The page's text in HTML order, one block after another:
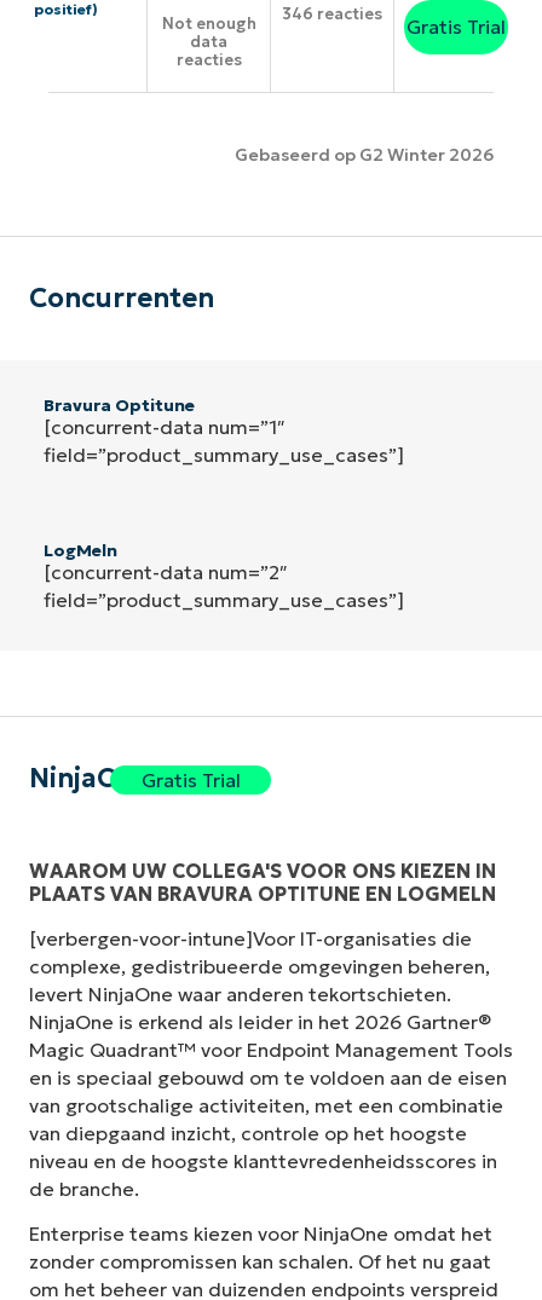
positief)
Not enough
data
reacties
346 reacties
Gratis Trial
Gebaseerd op G2 Winter 2026
Concurrenten
Bravura Optitune
[concurrent-data num=”1″
field=”product_summary_use_cases”]
LogMeln
[concurrent-data num=”2″
field=”product_summary_use_cases”]
NinjaOneGratis Trial
WAAROM UW COLLEGA'S VOOR ONS KIEZEN IN
PLAATS VAN BRAVURA OPTITUNE EN LOGMELN
[verbergen-voor-intune]Voor IT-organisaties die
complexe, gedistribueerde omgevingen beheren,
levert NinjaOne waar anderen tekortschieten.
NinjaOne is erkend als leider in het 2026 Gartner®
Magic Quadrant™ voor Endpoint Management Tools
en is speciaal gebouwd om te voldoen aan de eisen
van grootschalige activiteiten, met een combinatie
van diepgaand inzicht, controle op het hoogste
niveau en de hoogste klanttevredenheidsscores in
de branche.
Enterprise teams kiezen voor NinjaOne omdat het
zonder compromissen kan schalen. Of het nu gaat
om het beheer van duizenden endpoints verspreid